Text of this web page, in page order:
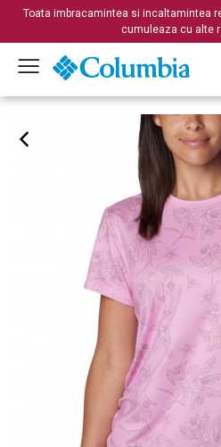
Toata imbracamintea si incaltamintea
cumuleaza cu alte